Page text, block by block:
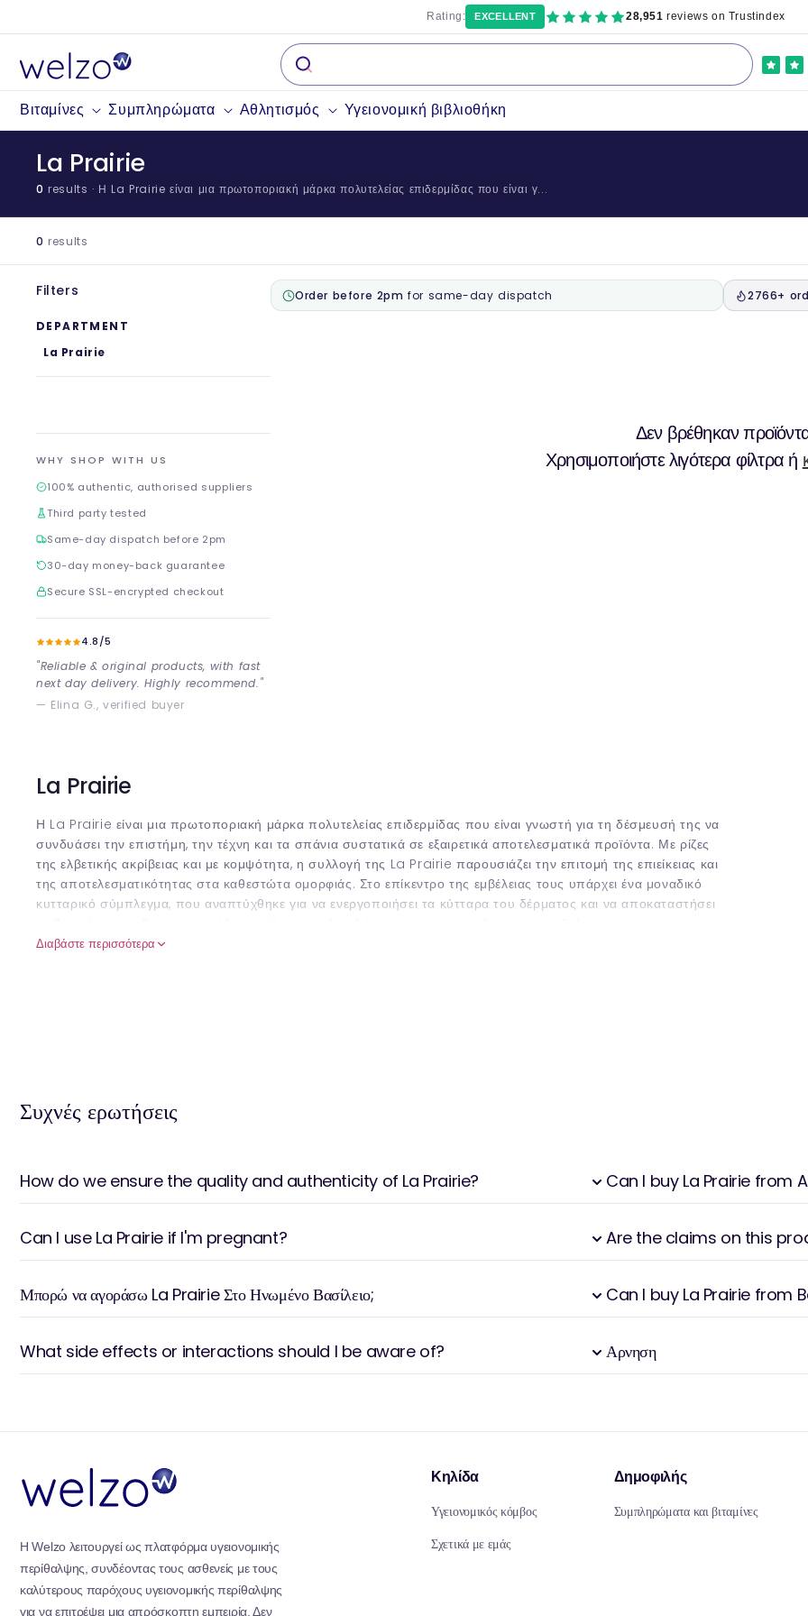
περιεχόμενο
Βιταμίνες Συμπληρώματα Αθλητισμός Υγειονομική βιβλιοθήκη
Rating: EXCELLENT 28,951 reviews on Trustindex
La Prairie
0 results · Η La Prairie είναι μια πρωτοποριακή μάρκα πολυτελείας επιδερμίδας που είναι γ...
0 results
Filters
DEPARTMENT
La Prairie
WHY SHOP WITH US
100% authentic, authorised suppliers
Third party tested
Same-day dispatch before 2pm
30-day money-back guarantee
Secure SSL-encrypted checkout
4.8/5
"Reliable & original products, with fast
next day delivery. Highly recommend."
— Elina G., verified buyer
Order before 2pm for same-day dispatch 2766+
Δεν βρέθηκαν
Χρησιμοποιήστε λιγότερα φίλτρα ή
La Prairie
Η La Prairie είναι μια πρωτοποριακή μάρκα πολυτελείας επιδερμίδας που είναι γνωστή για τη δέσμευσή της να
συνδυάσει την επιστήμη, την τέχνη και τα σπάνια συστατικά σε εξαιρετικά αποτελεσματικά προϊόντα. Με ρίζες
της ελβετικής ακρίβειας και με κομψότητα, η συλλογή της La Prairie παρουσιάζει την επιτομή της επιείκειας και
της αποτελεσματικότητας στα καθεστώτα ομορφιάς. Στο επίκεντρο της εμβέλειας τους υπάρχει ένα μοναδικό
κυτταρικό σύμπλεγμα, που αναπτύχθηκε για να ενεργοποιήσει τα κύτταρα του δέρματος και να αποκαταστήσει
Από την εικονική τους γραμμή χαβιάρι του δέρματος, αξιοποιώντας την δύναμη της εξάτμισης του χαβιάρι για να
αριστείας. Με την ενσωμάτωση της βιοτεχνολογίας αιχμής με αισθητική ευχαρίστηση, όπως οι υφές που
μοιάζουν με κασμίρ και τα απαλά αφοσιωμένα αρώματα, τα προϊόντα παρέχουν όχι απλώς ορατά αποτελέσματα
Τα ενθυλακικά στοιχεία όπως το Platinum ή το χρυσό παράλληλα με τα φυσικά προερχόμενα ενεργά
υπογραμμίζει τη φιλοσοφία της La Prairie για την κατασκευή αριστουργημάτων όπου η επιστήμη συναντά την
ομορφιάς. Τελικά, η La Prairie αντιπροσωπεύει περισσότερο από την περιποίηση της επιδερμίδας - είναι ένα
εξελιγμένο ταξίδι προς την αιώνια χάρη που ενσωματώνεται στην πλούσια παράδοση και τη σύγχρονη
Διαβάστε περισσότερα
Συχνές ερωτήσεις
How do we ensure the quality and authenticity of La Prairie?
Can I use La Prairie if I'm pregnant?
Μπορώ να αγοράσω La Prairie Στο Ηνωμένο Βασίλειο;
What side effects or interactions should I be aware of?
Can I buy La Prairie from
Are the claims on this
Can I buy La Prairie from
Αρνηση
Η Welzo λειτουργεί ως πλατφόρμα υγειονομικής
περίθαλψης, συνδέοντας τους ασθενείς με τους
καλύτερους παρόχους υγειονομικής περίθαλψης
για να επιτρέψει μια απρόσκοπτη εμπειρία. Δεν
Κηλίδα
Υγειονομικός κόμβος
Σχετικά με εμάς
Δημοφιλής
Συμπληρώματα και βιταμίνες